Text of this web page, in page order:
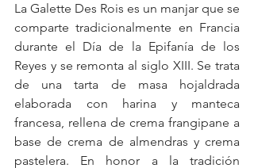
La Galette Des Rois es un manjar que se
comparte tradicionalmente en Francia
durante el Día de la Epifanía de los
Reyes y se remonta al siglo XIII. Se trata
de una tarta de masa hojaldrada
elaborada con harina y manteca
francesa, rellena de crema frangipane a
base de crema de almendras y crema
pastelera. En honor a la tradición